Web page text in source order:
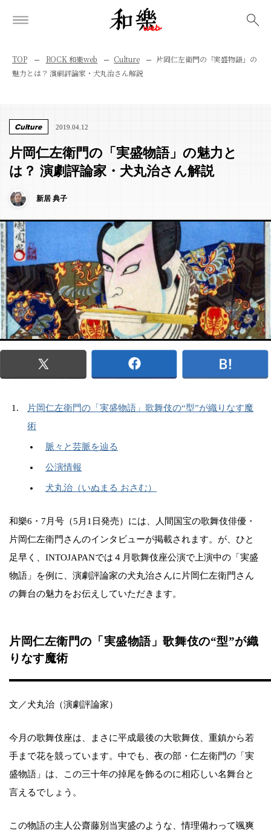
TOP ROCK 和樂web Culture
片岡仁左衛門の「実盛物語」の
魅力とは？ 演劇評論家・犬丸治さん解説
Culture 2019.04.12
片岡仁左衛門の「実盛物語」の魅力と
は？ 演劇評論家・犬丸治さん解説
新居 典子
片岡仁左衛門の「実盛物語」歌舞伎の“型”が織りなす魔
術
脈々と芸脈を辿る
公演情報
犬丸治（いぬまる おさむ）
和樂6・7月号（5月1日発売）には、人間国宝の歌舞伎俳優・
片岡仁左衛門さんのインタビューが掲載されます。が、ひと
足早く、INTOJAPANでは４月歌舞伎座公演で上演中の「実盛
物語」を例に、演劇評論家の犬丸治さんに片岡仁左衛門さん
の舞台の魅力をお伝えしていただきます。
片岡仁左衛門の「実盛物語」歌舞伎の“型”が織
りなす魔術
文／犬丸治（演劇評論家）
今月の歌舞伎座は、まさに平成最後の大歌舞伎、重鎮から若
手まで花を競っています。中でも、夜の部・仁左衛門の「実
盛物語」は、この三十年の掉尾を飾るのに相応しい名舞台と
言えるでしょう。
この物語の主人公齋藤別当実盛のような、情理備わって颯爽